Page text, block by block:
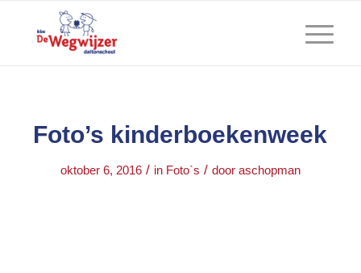
Foto’s kinderboekenweek
oktober 6, 2016 / in Foto`s / door aschopman